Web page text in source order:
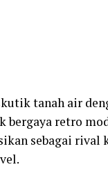
tanah air
bergaya retro
sebagai rival